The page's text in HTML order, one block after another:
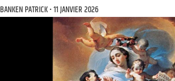
BANKEN PATRICK 11 JANVIER 2026